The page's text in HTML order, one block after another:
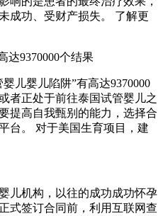
成功、受财产损失。 了解更
达9370000个结果
儿婴儿陷阱”有高达9370000
者正处于前往泰国试管婴儿之
提高自我甄别的能力，选择合
台。 对于美国生育项目，建
儿机构，以往的成功成功怀孕
式签订合同前，利用互联网查